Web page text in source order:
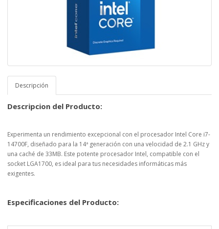
Descripción
Descripcion del Producto:
Experimenta un rendimiento excepcional con el procesador Intel Core i7-
14700F, diseñado para la 14ª generación con una velocidad de 2.1 GHz y
una caché de 33MB. Este potente procesador Intel, compatible con el
socket LGA1700, es ideal para tus necesidades informáticas más
exigentes.
Especificaciones del Producto: